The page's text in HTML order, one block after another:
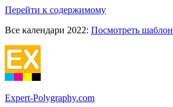
Перейти к содержимому
Все календари 2022: Посмотреть
Expert-Polygraphy.com